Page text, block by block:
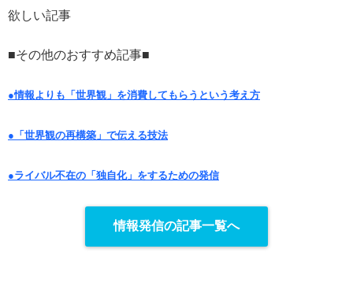
欲しい記事
■その他のおすすめ記事■
●情報よりも「世界観」を消費してもらうという考え方
●「世界観の再構築」で伝える技法
●ライバル不在の「独自化」をするための発信
情報発信の記事一覧へ